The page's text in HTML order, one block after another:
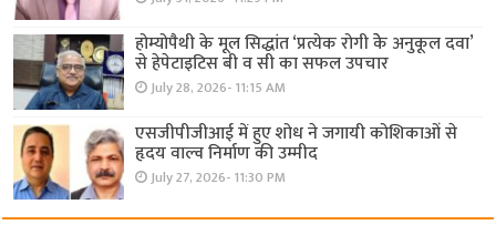
होम्योपैथी के मूल सिद्धांत ‘प्रत्येक रोगी केे अनुकूल दवा’
से हेपेटाइटिस बी व सी का सफल उपचार
July 28, 2026- 11:15 AM
एसजीपीजीआई में हुए शोध ने जगायी कोशिकाओं से
हृदय वाल्व निर्माण की उम्मीद
July 27, 2026- 11:30 PM